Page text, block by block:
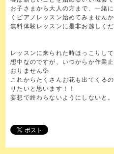
お子さまから大人の方まで、一緒
くピアノレッスン始めてみませんか
無料体験レッスンに是非お越しく
レッスンに来られた時ほっこりし
想中なのですが、いつからか作業
おりません💦
これからたくさんお花も出てくる
りたいと思います！！
妄想で終わらないようにしないと。